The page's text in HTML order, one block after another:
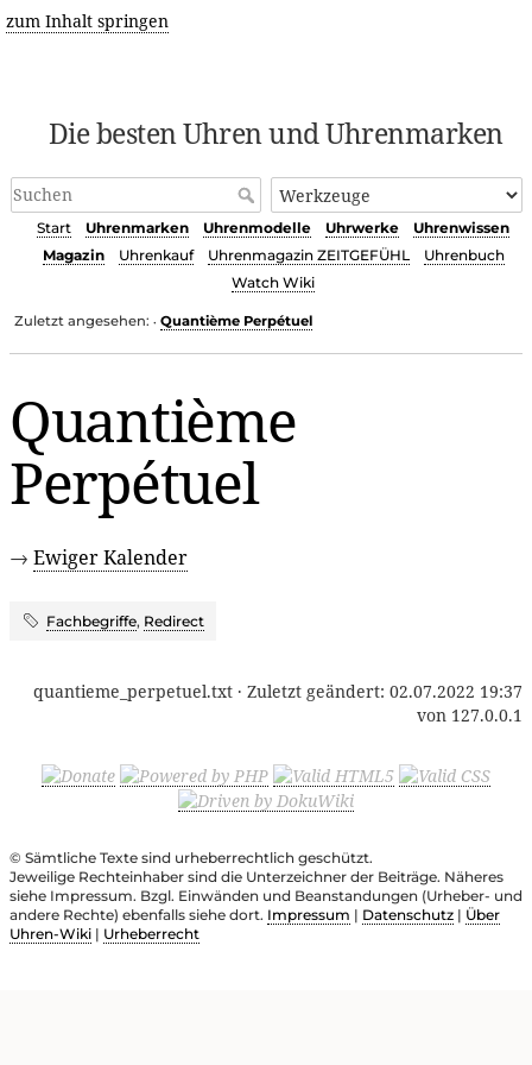
zum Inhalt springen
Die besten Uhren und Uhrenmarken
Start Uhrenmarken Uhrenmodelle Uhrwerke
Uhrenwissen
Magazin
Uhrenkauf Uhrenmagazin ZEITGEFÜHL
Uhrenbuch
Watch Wiki
Zuletzt angesehen: • Quantième Perpétuel
Quantième
Perpétuel
→ Ewiger Kalender
Fachbegriffe, Redirect
quantieme_perpetuel.txt · Zuletzt geändert: 02.07.2022 19:37
von 127.0.0.1
© Sämtliche Texte sind urheberrechtlich geschützt.
Jeweilige Rechteinhaber sind die Unterzeichner der Beiträge. Näheres
siehe Impressum. Bzgl. Einwänden und Beanstandungen (Urheber- und
andere Rechte) ebenfalls siehe dort. Impressum | Datenschutz | Über
Uhren-Wiki | Urheberrecht